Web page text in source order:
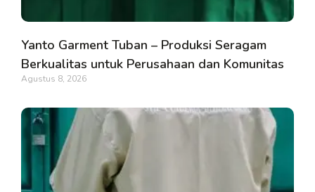
Yanto Garment Tuban – Produksi Seragam
Berkualitas untuk Perusahaan dan Komunitas
Agustus 8, 2026